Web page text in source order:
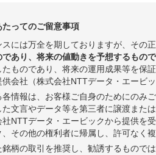
ってのご留意事項
には万全を期しておりますが、その
あり、将来の値動きを予想するもの
ものであり、将来の運用成果等を保
会社（株式会社NTTデータ・エービ
情報は、お客様ご自身のためにのみ
文言やデータ等を第三者に譲渡また
NTTデータ・エービックから提供を
その他の権利者に帰属し、許可なく
柄の取引を推奨し、勧誘するもので